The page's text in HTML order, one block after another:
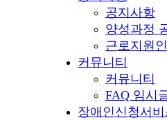
공지사항
양성과정
근로지원
커뮤니티
커뮤니티
FAQ 임시
장애인신청서비